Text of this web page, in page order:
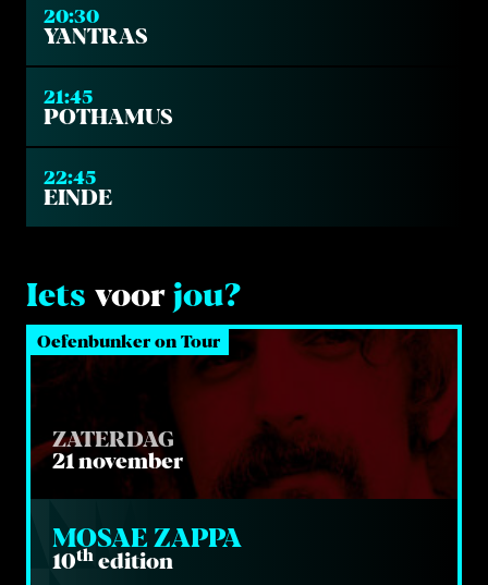
20:30
YANTRAS
21:45
POTHAMUS
22:45
EINDE
Iets voor jou?
Oefenbunker on Tour
ZATERDAG
21 november
MOSAE ZAP­PA
10th edi­ti­on